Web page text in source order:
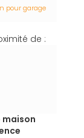
pour garage
de :